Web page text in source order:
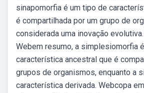
sinapomorfia é um tipo de
é compartilhada por um grupo de
considerada uma inovação evolutiva.
Webem resumo, a simplesiomorfia
característica ancestral que é
grupos de organismos, enquanto a
característica derivada. Webcopa